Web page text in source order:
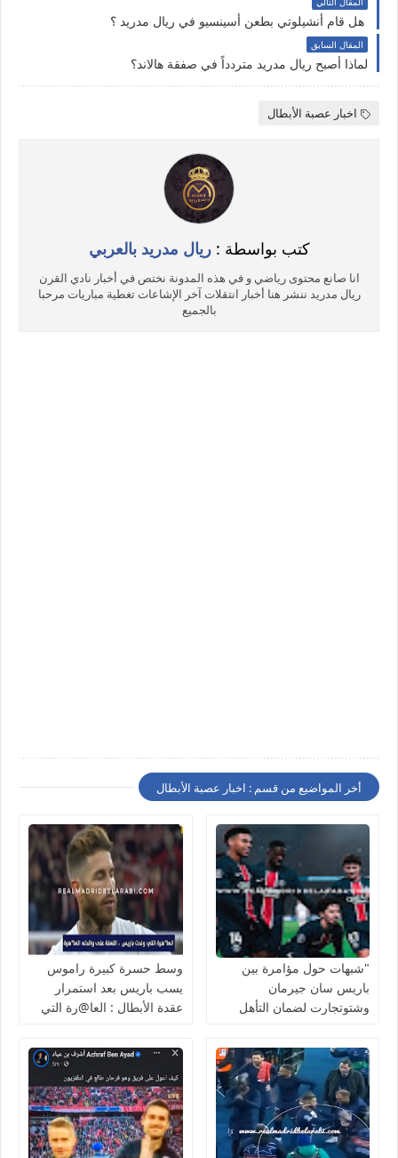
هل قام أنشيلوتي بطعن أسينسيو في ريال مدريد ؟
المقال السابق
لماذا أصبح ريال مدريد متردداً في صفقة هالاند؟
اخبار عصبة الأبطال
كتب بواسطة :ريال مدريد بالعربي
انا صانع محتوى رياضي و في هذه المدونة نختص في أخبار نادي القرن
ريال مدريد ننشر هنا أخبار انتقلات آخر الإشاعات تغطية مباريات مرحبا
بالجميع
أخر المواضيع من قسم : اخبار عصبة الأبطال
"شبهات حول مؤامرة بين
باريس سان جيرمان
وشتوتجارت لضمان التأهل
وسط حسرة كبيرة راموس
يسب باريس بعد استمرار
عقدة الأبطال : العا@رة التي